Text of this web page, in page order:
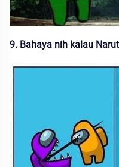
9. Bahaya nih kalau